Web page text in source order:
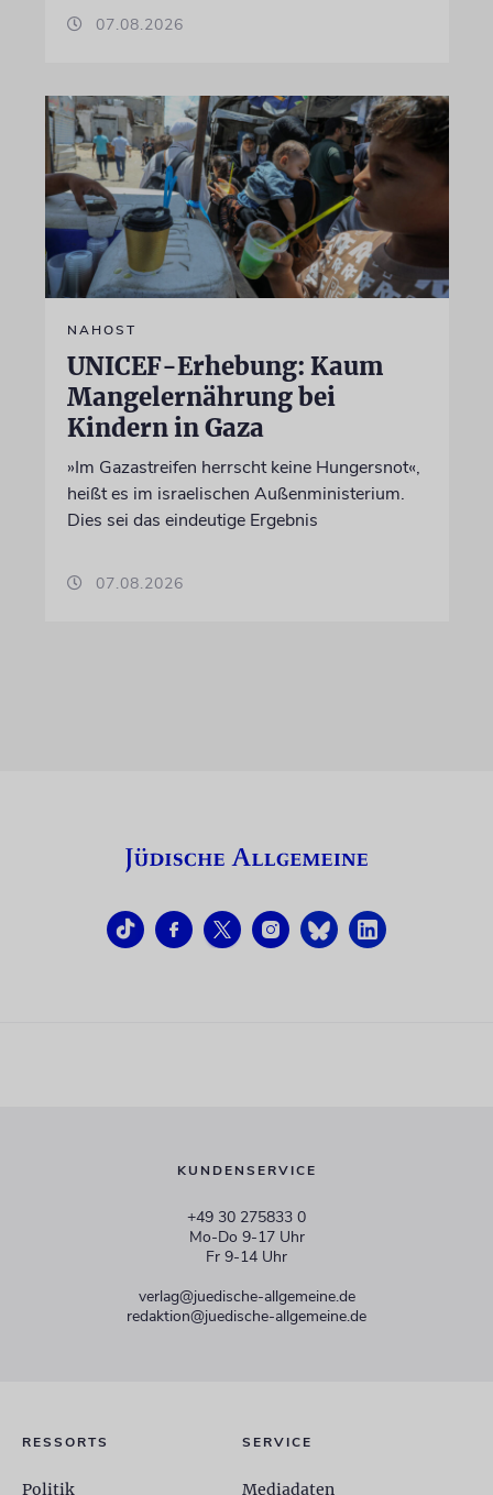
07.08.2026
NAHOST
UNICEF-Erhebung: Kaum
Mangelernährung bei
Kindern in Gaza
»Im Gazastreifen herrscht keine Hungersnot«,
heißt es im israelischen Außenministerium.
Dies sei das eindeutige Ergebnis
07.08.2026
KUNDENSERVICE
+49 30 275833 0
Mo-Do 9-17 Uhr
Fr 9-14 Uhr
verlag@juedische-allgemeine.de
redaktion@juedische-allgemeine.de
RESSORTS
Politik
SERVICE
Mediadaten